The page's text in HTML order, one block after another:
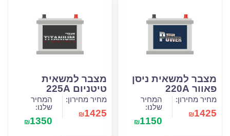
מצבר למשאית ניסן
פאוור 220A
מחיר מחירון:
₪1425
המחיר
שלנו:
₪1150
מצבר למשאית
טיטניום 225A
מחיר מחירון:
₪1425
המחיר
שלנו:
₪1350